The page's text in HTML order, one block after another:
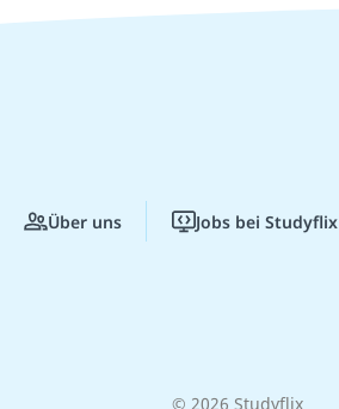
Über uns Jobs bei Studyflix
© 2026 Studyflix